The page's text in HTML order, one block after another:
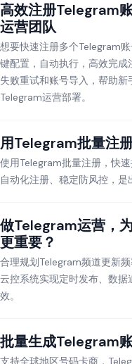
高效注册Telegram
运营团队
想要快速注册多个Telegram
键配置，自动执行，高效完成
失败重试和账号导入，帮助
Telegram运营部署。
用Telegram批量注
使用Telegram批量注册，快
自动化注册、稳定防风控，是
做Telegram运营，
更重要？
合理规划Telegram频道更新
云控系统实现定时发布、数
效。
批量生成Telegram
支持全球地区号码卡商，